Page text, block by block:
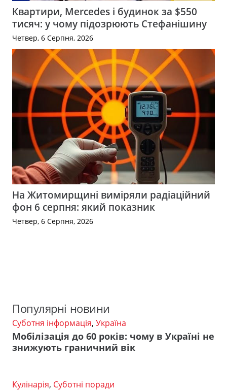
Квартири, Mercedes і будинок за $550
тисяч: у чому підозрюють Стефанішину
Четвер, 6 Серпня, 2026
На Житомирщині виміряли радіаційний
фон 6 серпня: який показник
Четвер, 6 Серпня, 2026
Популярні новини
Суботня інформація, Україна
Мобілізація до 60 років: чому в Україні не
знижують граничний вік
Кулінарія, Суботні поради